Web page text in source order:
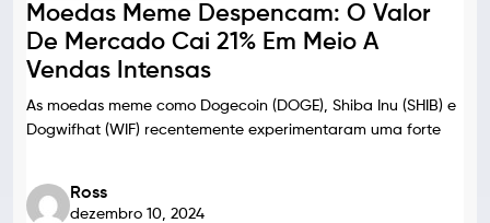
Moedas Meme Despencam: O Valor
De Mercado Cai 21% Em Meio A
Vendas Intensas
As moedas meme como Dogecoin (DOGE), Shiba Inu (SHIB) e
Dogwifhat (WIF) recentemente experimentaram uma forte
Ross
dezembro 10, 2024